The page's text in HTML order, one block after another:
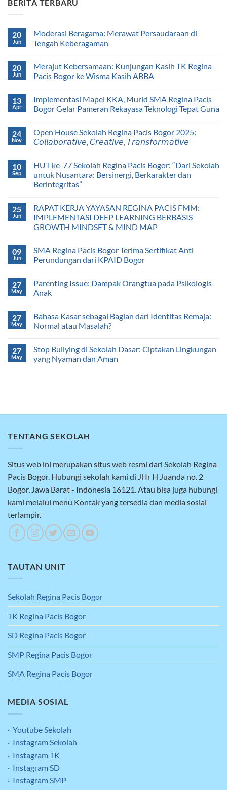
BERITA TERBARU
20
Jun
Moderasi Beragama: Merawat Persaudaraan di
Tengah Keberagaman
20
Jun
Merajut Kebersamaan: Kunjungan Kasih TK Regina
Pacis Bogor ke Wisma Kasih ABBA
13
Apr
Implementasi Mapel KKA, Murid SMA Regina Pacis
Bogor Gelar Pameran Rekayasa Teknologi Tepat Guna
24
Nov
Open House Sekolah Regina Pacis Bogor 2025:
𝘊𝘰𝘭𝘭𝘢𝘣𝘰𝘳𝘢𝘵𝘪𝘷𝘦, 𝘊𝘳𝘦𝘢𝘵𝘪𝘷𝘦, 𝘛𝘳𝘢𝘯𝘴𝘧𝘰𝘳𝘮𝘢𝘵𝘪𝘷𝘦
10
Sep
HUT ke-77 Sekolah Regina Pacis Bogor: “Dari Sekolah
untuk Nusantara: Bersinergi, Berkarakter dan
Berintegritas”
25
Jun
RAPAT KERJA YAYASAN REGINA PACIS FMM:
IMPLEMENTASI DEEP LEARNING BERBASIS
GROWTH MINDSET & MIND MAP
09
Jun
SMA Regina Pacis Bogor Terima Sertifikat Anti
Perundungan dari KPAID Bogor
27
May
Parenting Issue: Dampak Orangtua pada Psikologis
Anak
27
May
Bahasa Kasar sebagai Bagian dari Identitas Remaja:
Normal atau Masalah?
27
May
Stop Bullying di Sekolah Dasar: Ciptakan Lingkungan
yang Nyaman dan Aman
TENTANG SEKOLAH
Situs web ini merupakan situs web resmi dari Sekolah Regina
Pacis Bogor. Hubungi sekolah kami di Jl Ir H Juanda no. 2
Bogor, Jawa Barat - Indonesia 16121. Atau bisa juga hubungi
kami melalui menu Kontak yang tersedia dan media sosial
terlampir.
TAUTAN UNIT
Sekolah Regina Pacis Bogor
TK Regina Pacis Bogor
SD Regina Pacis Bogor
SMP Regina Pacis Bogor
SMA Regina Pacis Bogor
MEDIA SOSIAL
· Youtube Sekolah
· Instagram Sekolah
· Instagram TK
· Instagram SD
· Instagram SMP